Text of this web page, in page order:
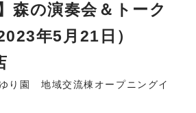
森の演奏会＆トーク
年5月21日）
り園 地域交流棟オープニングイ